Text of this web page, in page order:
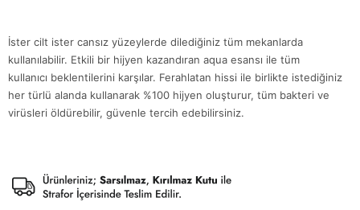
İster cilt ister cansız yüzeylerde dilediğiniz tüm mekanlarda
kullanılabilir. Etkili bir hijyen kazandıran aqua esansı ile tüm
kullanıcı beklentilerini karşılar. Ferahlatan hissi ile birlikte istediğiniz
her türlü alanda kullanarak %100 hijyen oluşturur, tüm bakteri ve
virüsleri öldürebilir, güvenle tercih edebilirsiniz.